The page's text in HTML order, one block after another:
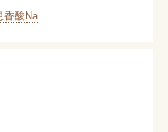
香酸Na